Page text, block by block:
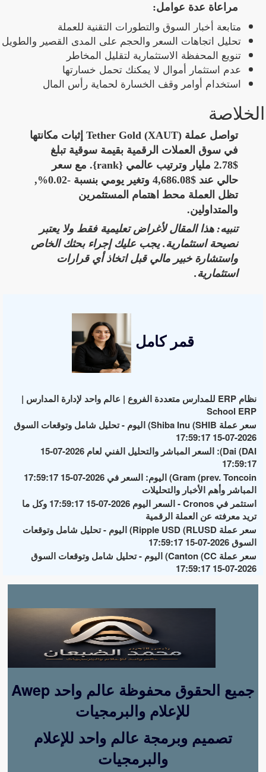
مراعاة عدة عوامل:
متابعة أخبار السوق والتطورات التقنية للعملة
تحليل اتجاهات السعر والحجم على المدى القصير والطويل
تنويع المحفظة الاستثمارية لتقليل المخاطر
عدم استثمار أموال لا يمكنك تحمل خسارتها
استخدام أوامر وقف الخسارة لحماية رأس المال
الخلاصة
تواصل عملة Tether Gold (XAUT) إثبات مكانتها
في سوق العملات الرقمية بقيمة سوقية تبلغ
$2.78 مليار وترتيب عالمي {rank}. مع سعر
حالي عند $4,686.08 وتغير يومي بنسبة -0.02%,
تظل العملة محط اهتمام المستثمرين
والمتداولين.
تنبيه: هذا المقال لأغراض تعليمية فقط ولا يعتبر
نصيحة استثمارية. يجب عليك إجراء بحثك الخاص
واستشارة خبير مالي قبل اتخاذ أي قرارات
استثمارية.
قمر كامل
نظام ERP للمدارس متعددة الفروع | عالم واحد لإدارة المدارس |
School ERP
سعر عملة Shiba Inu (SHIB) اليوم - تحليل شامل وتوقعات السوق
2026-07-15 17:59:17
Dai (DAI): السعر المباشر والتحليل الفني لعام 2026-07-15
17:59:17
Gram (prev. Toncoin) اليوم: السعر في 2026-07-15 17:59:17
المباشر وأهم الأخبار والتحليلات
استثمر في Cronos - السعر اليوم 2026-07-15 17:59:17 وكل ما
تريد معرفته عن العملة الرقمية
سعر عملة Ripple USD (RLUSD) اليوم - تحليل شامل وتوقعات
السوق 2026-07-15 17:59:17
سعر عملة Canton (CC) اليوم - تحليل شامل وتوقعات السوق
2026-07-15 17:59:17
Awep جميع الحقوق محفوظة عالم واحد
للإعلام والبرمجيات
تصميم وبرمجة عالم واحد للإعلام
والبرمجيات